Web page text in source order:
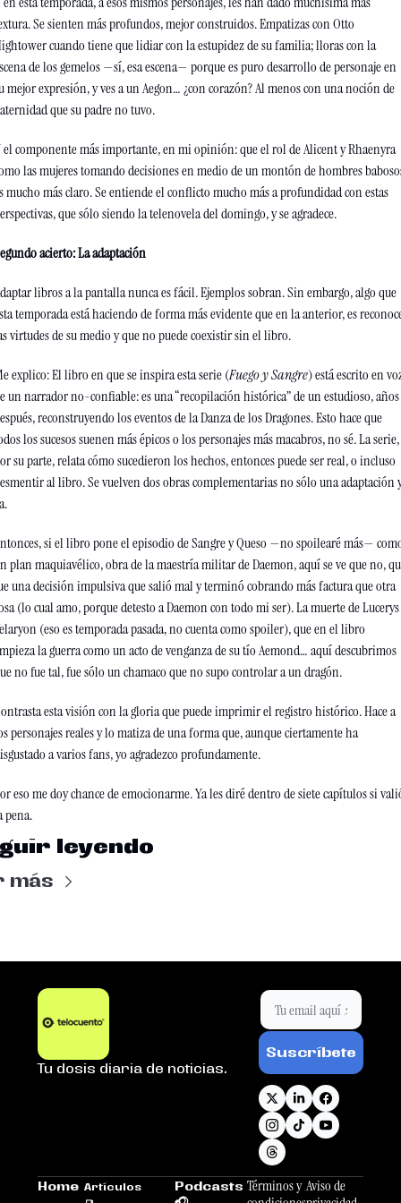
Se sienten más profundos, mejor construidos. Empatizas con Otto
cuando tiene que lidiar con la estupidez de su familia; lloras con la
de los gemelos —sí, esa escena— porque es puro desarrollo de personaje en
mejor expresión, y ves a un Aegon… ¿con corazón? Al menos con una noción de
que su padre no tuvo.
el componente más importante, en mi opinión: que el rol de Alicent y Rhaenyra
las mujeres tomando decisiones en medio de un montón de hombres
mucho más claro. Se entiende el conflicto mucho más a profundidad con estas
que sólo siendo la telenovela del domingo, y se agradece.
acierto: La adaptación
libros a la pantalla nunca es fácil. Ejemplos sobran. Sin embargo, algo que
temporada está haciendo de forma más evidente que en la anterior, es
virtudes de su medio y que no puede coexistir sin el libro.
explico: El libro en que se inspira esta serie (Fuego y Sangre) está escrito en
un narrador no-confiable: es una “recopilación histórica” de un estudioso, años
reconstruyendo los eventos de la Danza de los Dragones. Esto hace que
los sucesos suenen más épicos o los personajes más macabros, no sé. La serie,
su parte, relata cómo sucedieron los hechos, entonces puede ser real, o incluso
al libro. Se vuelven dos obras complementarias no sólo una adaptación
si el libro pone el episodio de Sangre y Queso —no spoilearé más—
plan maquiavélico, obra de la maestría militar de Daemon, aquí se ve que no,
una decisión impulsiva que salió mal y terminó cobrando más factura que otra
(lo cual amo, porque detesto a Daemon con todo mi ser). La muerte de Lucerys
(eso es temporada pasada, no cuenta como spoiler), que en el libro
la guerra como un acto de venganza de su tío Aemond… aquí descubrimos
no fue tal, fue sólo un chamaco que no supo controlar a un dragón.
esta visión con la gloria que puede imprimir el registro histórico. Hace a
personajes reales y lo matiza de una forma que, aunque ciertamente ha
a varios fans, yo agradezco profundamente.
eso me doy chance de emocionarme. Ya les diré dentro de siete capítulos si
pena.
leyendo
más
Tu dosis diaria de noticias.
Suscríbete
Home Artículos
Podcasts Términos y Aviso de